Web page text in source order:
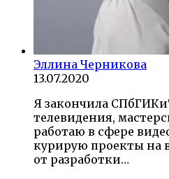
Эллина Черникова
13.07.2020
Я закончила
телевидения,
работаю в сфере
курирую проекты на
от разработки…